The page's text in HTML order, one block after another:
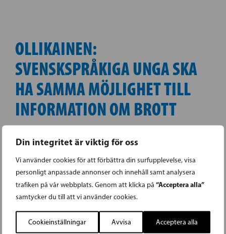
Din integritet är viktig för oss
Vi använder cookies för att förbättra din surfupplevelse, visa
personligt anpassade annonser och innehåll samt analysera
trafiken på vår webbplats. Genom att klicka på “Acceptera alla”
samtycker du till att vi använder cookies.
Cookieinställningar Avvisa Acceptera alla
OLLIKAINEN:
SVENSKSPRÅKIGA UNGA SKA
HA SAMMA MÖJLIGHET TILL
INFORMATION OM BROTT
27.01.2023 |Barn & Ungdomar
Svenskan i Finland
En ny webbplats, Ungdomar och brottslighet,
har tagits fram i samarbete med polisen och
inrikesministeriet. Syftet med webbplatsen är
att främja att brotten mot barn och unga i